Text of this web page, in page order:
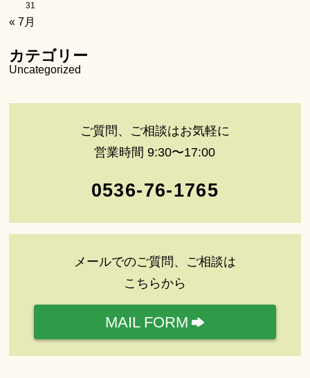
31
« 7月
カテゴリー
Uncategorized
ご質問、ご相談はお気軽に
営業時間 9:30〜17:00
0536-76-1765
メールでのご質問、ご相談は
こちらから
MAIL FORM